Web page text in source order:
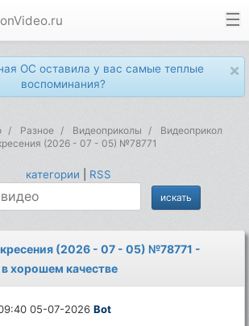
×
ОС оставила у вас самые теплые
воспоминания?
Разное Видеоприколы
Видеоприкол
(2026 - 07 - 05) №78771
категории RSS
(2026 - 07 - 05) №78771 -
хорошем качестве
05-07-2026Bot